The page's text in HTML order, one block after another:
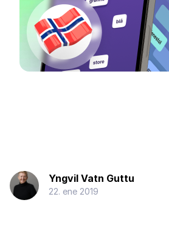
Yngvil Vatn Guttu
22. ene 2019